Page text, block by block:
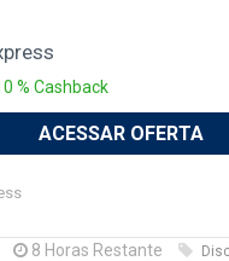
% Cashback
ACESSAR OFERTA
8 Horas Restante